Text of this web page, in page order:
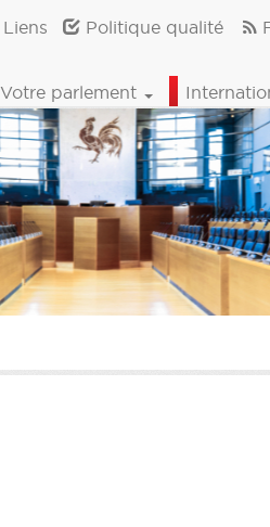
Liens Politique qualité
Votre parlement